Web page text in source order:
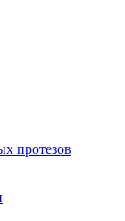
протезов